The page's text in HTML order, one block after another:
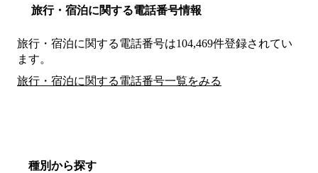
旅行・宿泊に関する電話番号情報
旅行・宿泊に関する電話番号は104,469件登録されてい
ます。
旅行・宿泊に関する電話番号一覧をみる
種別から探す